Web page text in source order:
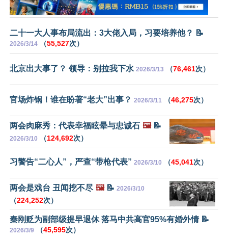
二十一大人事布局流出：3大佬入局，习要培养他？ 📝
2026/3/14 （55,527次）
北京出大事了？ 领导：别拉我下水 2026/3/13 （76,461次）
官场炸锅！谁在盼著“老大”出事？ 2026/3/11 （46,275次）
两会肉麻秀：代表幸福眩晕与忠诚石 🖼️📝
2026/3/10 （124,692次）
习警告“二心人”，严查“带枪代表” 2026/3/10 （45,041次）
两会是戏台 丑闻挖不尽 🖼️📝 2026/3/10
（224,252次）
秦刚贬为副部级提早退休 落马中共高官95%有婚外情 📝
2026/3/9 （45,595次）